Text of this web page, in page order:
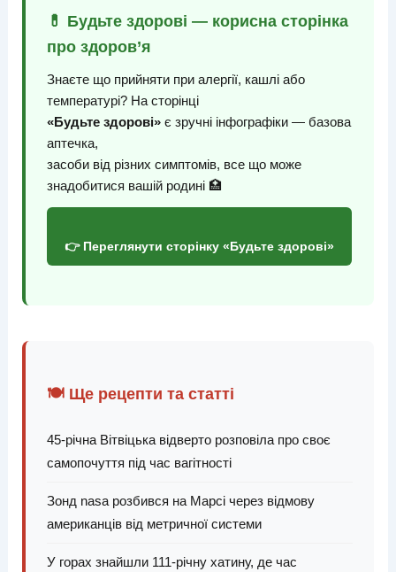
💊 Будьте здорові — корисна сторінка
про здоров’я
Знаєте що прийняти при алергії, кашлі або
температурі? На сторінці
«Будьте здорові»є зручні інфографіки — базова
аптечка,
засоби від різних симптомів, все що може
знадобитися вашій родині 🏥
👉 Переглянути сторінку «Будьте здорові»
🍽️ Ще рецепти та статті
45-річна Вітвіцька відверто розповіла про своє
самопочуття під час вагітності
Зонд nasa розбився на Марсі через відмову
американців від метричної системи
У горах знайшли 111-річну хатину, де час